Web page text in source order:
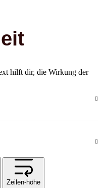
hilft dir, die Wirkung der
Zeilen-höhe